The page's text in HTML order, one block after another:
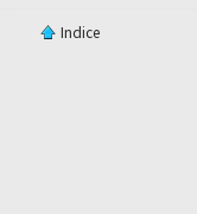
Indice